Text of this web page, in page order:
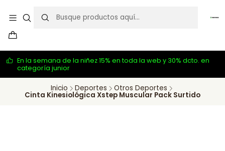
En la semana de la niñez 15% en toda la web y 30% dcto. en
categoría junior
Inicio Deportes Otros Deportes
Cinta Kinesiológica Xstep Muscular Pack Surtido